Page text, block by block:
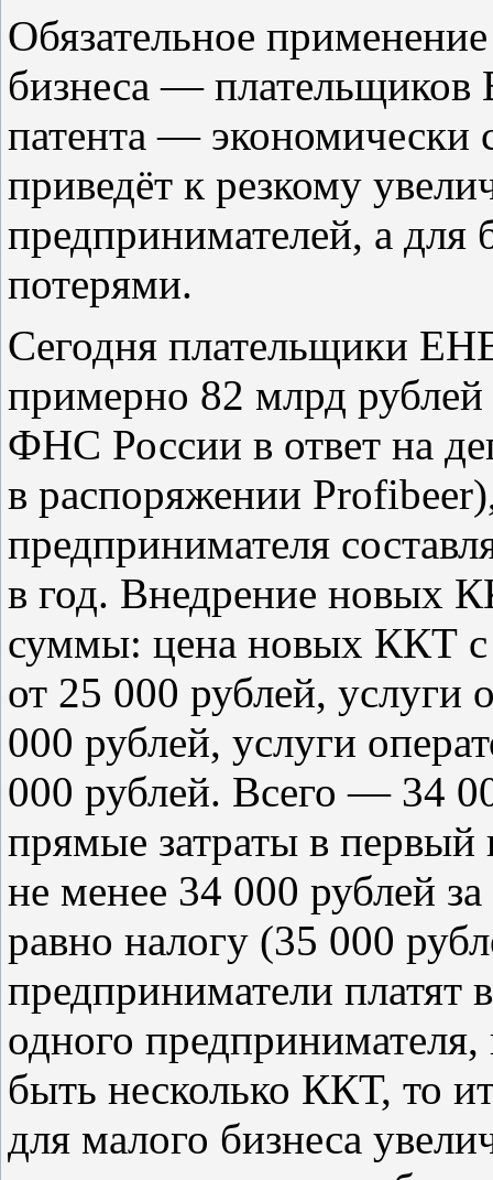
Обязательное
бизнеса —
патента — экономически
приведёт к резкому
предпринимателей, а для
потерями.
Сегодня плательщики
примерно 82 млрд
ФНС России в ответ на
в распоряжении
предпринимателя
в год. Внедрение новых
суммы: цена новых ККТ
от 25 000 рублей, услуги
000 рублей, услуги
000 рублей. Всего — 34
прямые затраты в первый
не менее 34 000 рублей
равно налогу (35 000
предприниматели платят
одного
быть несколько ККТ, то
для малого бизнеса